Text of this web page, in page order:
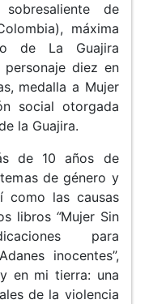
de
máxima
de La Guajira
personaje diez en
medalla a Mujer
social otorgada
la Guajira.
de 10 años de
de género y
como las causas
libros “Mujer Sin
para
inocentes”,
en mi tierra: una
de la violencia